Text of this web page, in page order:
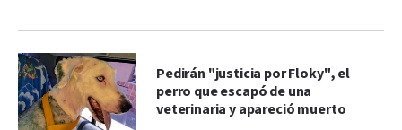
Pedirán "justicia por Floky", el
perro que escapó de una
veterinaria y apareció muerto